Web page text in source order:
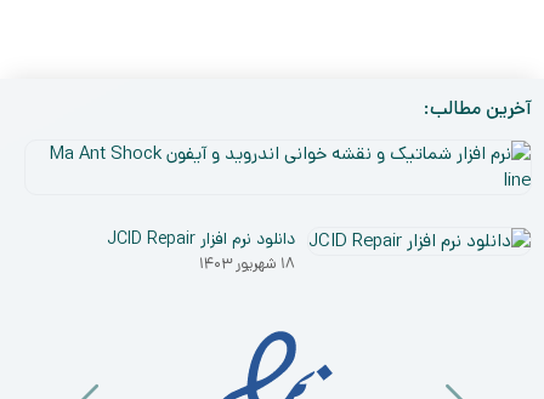
آخرین مطالب:
دانلود نرم افزار JCID Repair
۱۸ شهریور ۱۴۰۳